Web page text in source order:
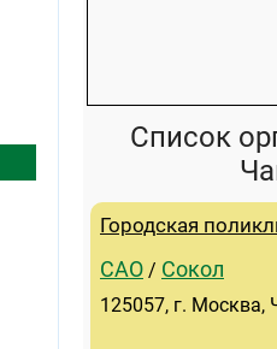
Список
Городская
САО / Сокол
125057, г. Москва,